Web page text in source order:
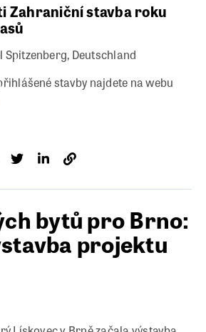
Zahraniční stavba roku
Spitzenberg, Deutschland
stavby najdete na webu
bytů pro Brno:
projektu